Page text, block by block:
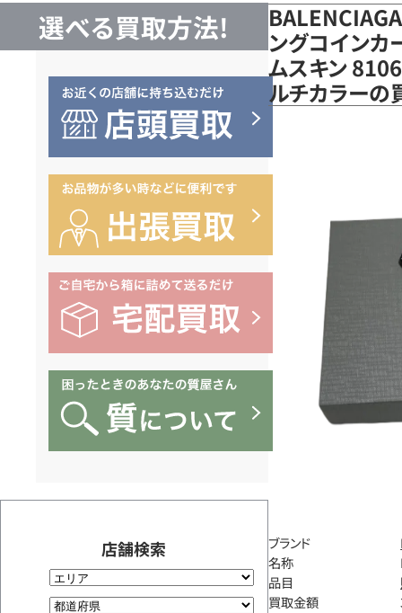
選べる買取方法!
店舗検索
ングコインカ
ムスキン
ルチカラーの
ブランド
名称
品目
買取金額